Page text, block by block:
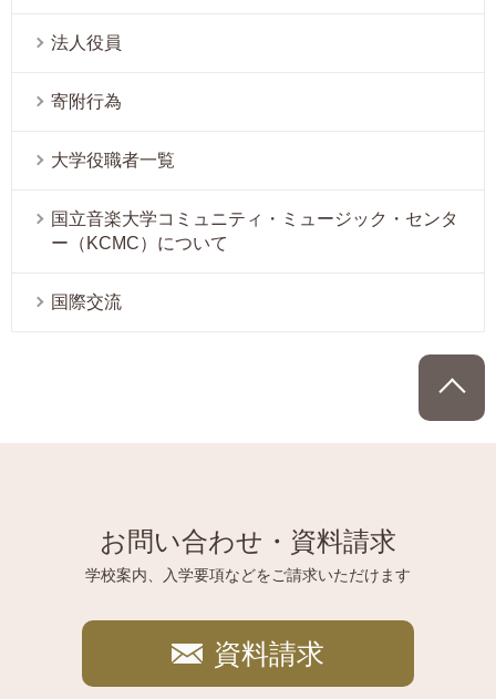
法人役員
寄附行為
大学役職者一覧
国立音楽大学コミュニティ・ミュージック・センタ
ー（KCMC）について
国際交流
お問い合わせ・資料請求
学校案内、入学要項などをご請求いただけます
資料請求